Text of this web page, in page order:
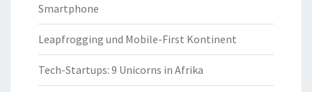
Smartphone
Leapfrogging und Mobile-First Kontinent
Tech-Startups: 9 Unicorns in Afrika